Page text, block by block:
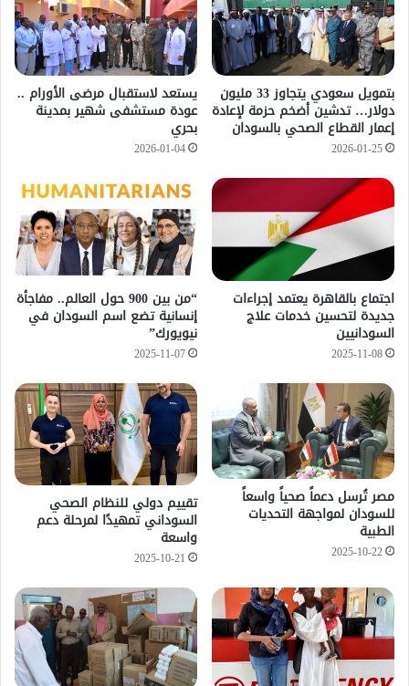
بتمويل سعودي يتجاوز 33 مليون
دولار… تدشين أضخم حزمة لإعادة
إعمار القطاع الصحي بالسودان
2026-01-25
يستعد لاستقبال مرضى الأورام ..
عودة مستشفى شهير بمدينة
بحري
2026-01-04
اجتماع بالقاهرة يعتمد إجراءات
جديدة لتحسين خدمات علاج
السودانيين
2025-11-08
“من بين 900 حول العالم.. مفاجأة
إنسانية تضع اسم السودان في
نيويورك”
2025-11-07
مصر تُرسل دعماً صحياً واسعاً
للسودان لمواجهة التحديات
الطبية
2025-10-22
تقييم دولي للنظام الصحي
السوداني تمهيدًا لمرحلة دعم
واسعة
2025-10-21